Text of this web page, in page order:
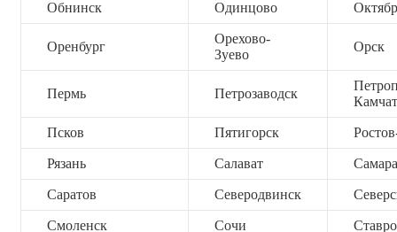
Обнинск Одинцово
Оренбург
Орехово-
Зуево
Орск
Пермь Петрозаводск
Псков Пятигорск
Рязань Салават Самара
Саратов Северодвинск
Смоленск Сочи